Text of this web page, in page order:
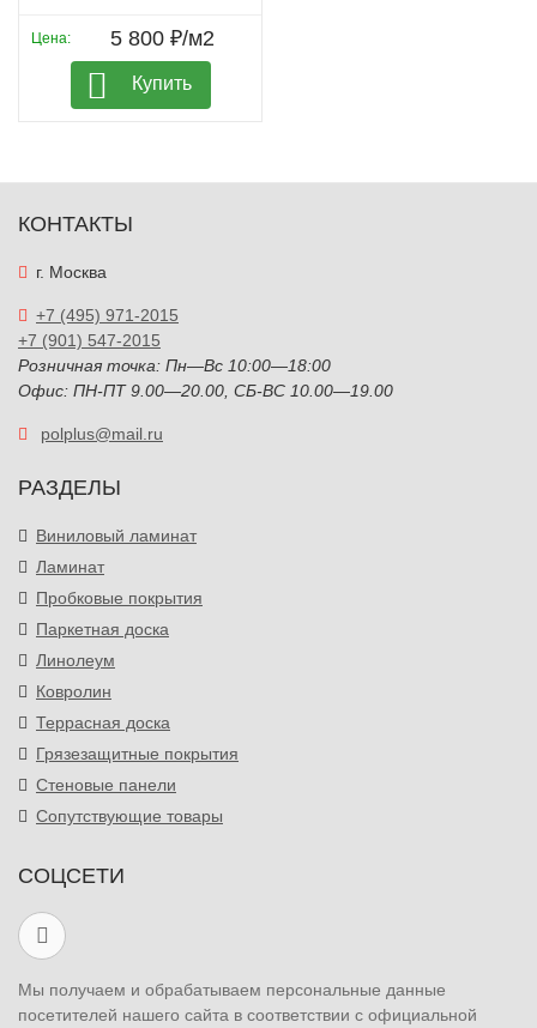
Цена: 5 800 ₽/м2
Купить
КОНТАКТЫ
г. Москва
+7 (495) 971-2015
+7 (901) 547-2015
Розничная точка: Пн—Вс 10:00—18:00
Офис: ПН-ПТ 9.00—20.00, СБ-ВС 10.00—19.00
polplus@mail.ru
РАЗДЕЛЫ
Виниловый ламинат
Ламинат
Пробковые покрытия
Паркетная доска
Линолеум
Ковролин
Террасная доска
Грязезащитные покрытия
Стеновые панели
Сопутствующие товары
СОЦСЕТИ
Мы получаем и обрабатываем персональные данные
посетителей нашего сайта в соответствии с официальной